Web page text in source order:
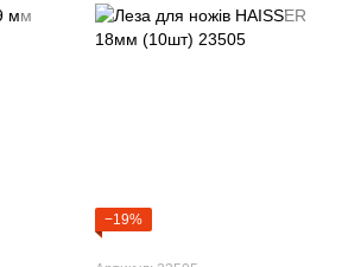
−19%